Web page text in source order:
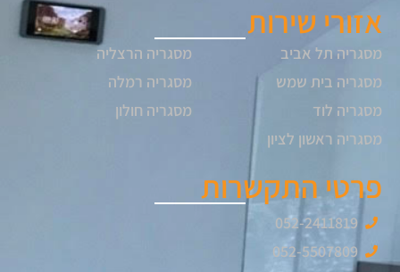
אזורי שירות
מסגריה תל אביב
מסגריה בית שמש
מסגריה לוד
מסגריה ראשון לציון
מסגריה הרצליה
מסגריה רמלה
מסגריה חולון
פרטי התקשרות
052-2411819
052-5507809